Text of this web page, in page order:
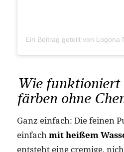
Wie funktioniert
färben ohne
Ganz einfach: Die feinen
einfachmit heißem
entsteht eine cremige,